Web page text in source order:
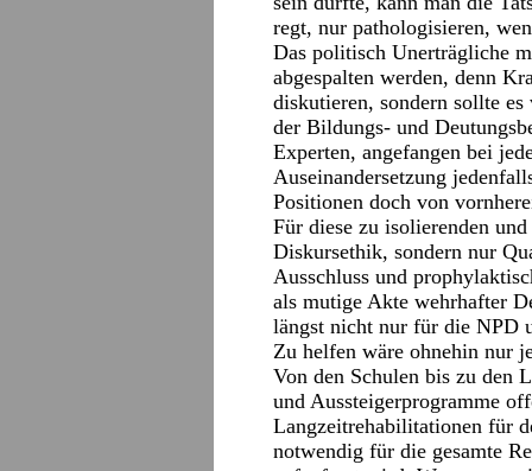
regt, nur pathologisieren,
Das politisch Unerträgliche
abgespalten werden, denn
diskutieren, sondern sollte
der Bildungs- und
Experten, angefangen bei
Auseinandersetzung
Positionen doch von
Für diese zu isolierenden
Diskursethik, sondern nur
Ausschluss und
als mutige Akte wehrhafter
längst nicht nur für die NPD
Zu helfen wäre ohnehin nur
Von den Schulen bis zu den
und Aussteigerprogramme
Langzeitrehabilitationen für
notwendig für die gesamte